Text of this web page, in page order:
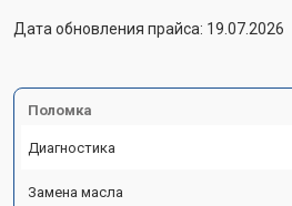
Дата обновления прайса: 19.07.2026
Поломка
Диагностика
Замена масла